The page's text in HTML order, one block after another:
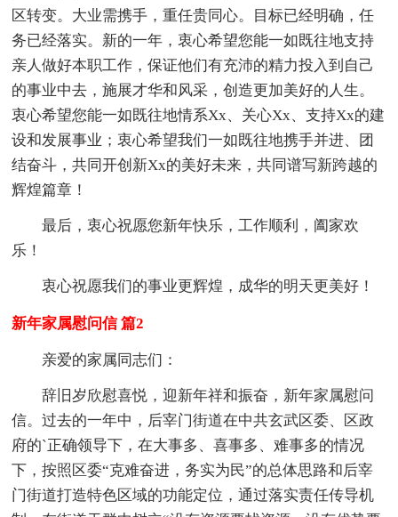
区转变。大业需携手，重任贵同心。目标已经明确，任
务已经落实。新的一年，衷心希望您能一如既往地支持
亲人做好本职工作，保证他们有充沛的精力投入到自己
的事业中去，施展才华和风采，创造更加美好的人生。
衷心希望您能一如既往地情系Xx、关心Xx、支持Xx的建
设和发展事业；衷心希望我们一如既往地携手并进、团
结奋斗，共同开创新Xx的美好未来，共同谱写新跨越的
辉煌篇章！
最后，衷心祝愿您新年快乐，工作顺利，阖家欢
乐！
衷心祝愿我们的事业更辉煌，成华的明天更美好！
新年家属慰问信 篇2
亲爱的家属同志们：
辞旧岁欣慰喜悦，迎新年祥和振奋，新年家属慰问
信。过去的一年中，后宰门街道在中共玄武区委、区政
府的`正确领导下，在大事多、喜事多、难事多的情况
下，按照区委“克难奋进，务实为民”的总体思路和后宰
门街道打造特色区域的功能定位，通过落实责任传导机